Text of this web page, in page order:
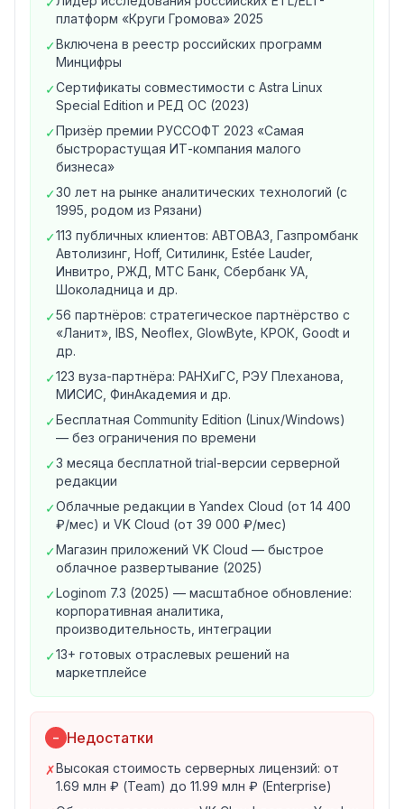
практическим тестированием с обработкой больших
enterprise-сегмента.
Включена в реестр
совместимости с
Astra Linux Special Edition
номинации «Самая быстрорастущая ИТ-компания
малого бизнеса». В 2025 году Loginom Company
присоединилась к РУССОФТ.
Магазин приложений
VK Cloud (2025) — быстрое облачное
развертывание.
Линейка редакций
Community (Общедоступная)— настольная для
некоммерческого использования, Linux/Windows,
бесплатно без ограничения по времени.
Personal (Персональная)— настольная для
профессиональной аналитики, Linux/Windows,
бессрочная лицензия за119 000 ₽.
Облачная в Yandex Cloud — Linux,
Облачная в VK Cloud— Linux,от 39 000 ₽/мес.
Team (Командная)— серверная для рабочих групп
до 5 человек, Linux/Windows,от 1.69 млн ₽.
Standard (Стандартная)
организаций 5-10 человек, Linux/Windows,от 4.79
млн ₽.
Enterprise (Корпоративная)— серверная для
крупных компаний, цена индивидуально,
Trial и пробное использование
Серверная редакция доступна бесплатно на 3
месяца — оставьте запрос на получение пробной
версии через контактную форму. Настольная
(некоммерческое использование, нет ограничения
по времени).
Маркетплейс и готовые отраслевые решения
Loginom Marketplace — онлайн-площадка с готовыми
платформ «Круги Громова» 2025
✓Включена в реестр российских программ
Минцифры
✓Сертификаты совместимости с Astra Linux
Special Edition и РЕД ОС (2023)
✓Призёр премии РУССОФТ 2023 «Самая
быстрорастущая ИТ-компания малого
бизнеса»
✓30 лет на рынке аналитических технологий (с
1995, родом из Рязани)
✓113 публичных клиентов: АВТОВАЗ, Газпромбанк
Автолизинг, Hoff, Ситилинк, Estée Lauder,
Инвитро, РЖД, МТС Банк, Сбербанк УА,
Шоколадница и др.
✓56 партнёров: стратегическое партнёрство с
«Ланит», IBS, Neoflex, GlowByte, КРОК, Goodt и
др.
✓123 вуза-партнёра: РАНХиГС, РЭУ Плеханова,
МИСИС, ФинАкадемия и др.
✓Бесплатная Community Edition (Linux/Windows)
— без ограничения по времени
✓3 месяца бесплатной trial-версии серверной
редакции
✓Облачные редакции в Yandex Cloud (от 14 400
₽/мес) и VK Cloud (от 39 000 ₽/мес)
✓Магазин приложений VK Cloud — быстрое
облачное развертывание (2025)
✓Loginom 7.3 (2025) — масштабное обновление:
корпоративная аналитика,
производительность, интеграции
✓13+ готовых отраслевых решений на
маркетплейсе
− Недостатки
✗Высокая стоимость серверных лицензий: от
1.69 млн ₽ (Team) до 11.99 млн ₽ (Enterprise)